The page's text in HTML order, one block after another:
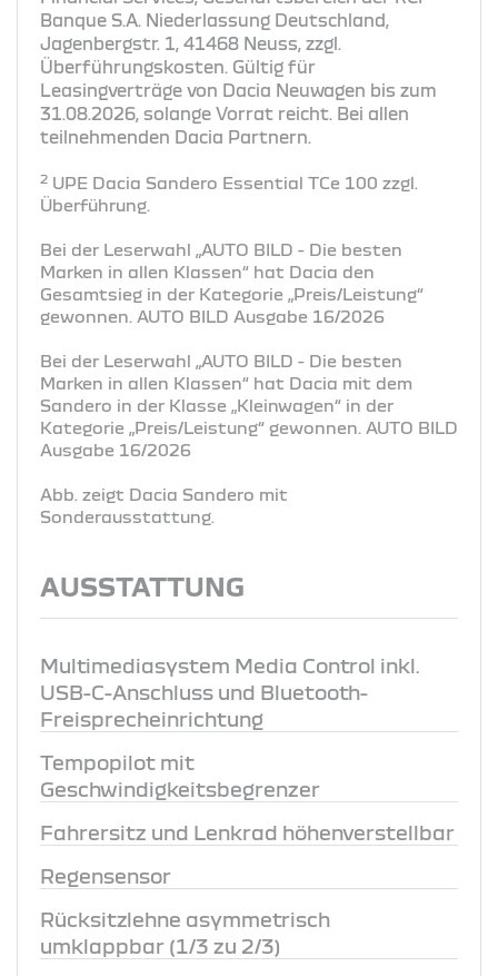
Banque S.A. Niederlassung Deutschland,
Jagenbergstr. 1, 41468 Neuss, zzgl.
Überführungskosten. Gültig für
Leasingverträge von Dacia Neuwagen bis zum
31.08.2026, solange Vorrat reicht. Bei allen
teilnehmenden Dacia Partnern.
2 UPE Dacia Sandero Essential TCe 100 zzgl.
Überführung.
Bei der Leserwahl „AUTO BILD - Die besten
Marken in allen Klassen“ hat Dacia den
Gesamtsieg in der Kategorie „Preis/Leistung“
gewonnen. AUTO BILD Ausgabe 16/2026
Bei der Leserwahl „AUTO BILD - Die besten
Marken in allen Klassen“ hat Dacia mit dem
Sandero in der Klasse „Kleinwagen“ in der
Kategorie „Preis/Leistung“ gewonnen. AUTO BILD
Ausgabe 16/2026
Abb. zeigt Dacia Sandero mit
Sonderausstattung.
AUSSTATTUNG
Multimediasystem Media Control inkl.
USB-C-Anschluss und Bluetooth-
Freisprecheinrichtung
Tempopilot mit
Geschwindigkeitsbegrenzer
Fahrersitz und Lenkrad höhenverstellbar
Regensensor
Rücksitzlehne asymmetrisch
umklappbar (1/3 zu 2/3)